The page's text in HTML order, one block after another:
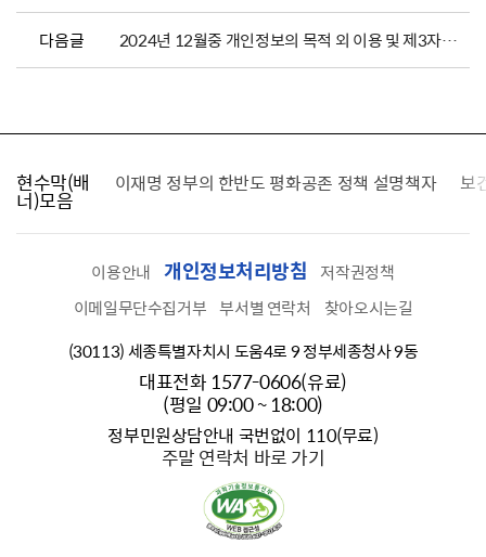
다음글 2024년 12월중 개인정보의 목적 외 이용 및 제3자 제공현황 알림(전남동부)
현수막(배
너)모음
찾습니다 이재명 정부의 한반도 평화공존 정책 설명책자 보
이용안내 개인정보처리방침
저작권정책
이메일무단수집거부 부서별 연락처
찾아오시는길
(30113) 세종특별자치시 도움4로 9 정부세종청사 9동
대표전화 1577-0606(유료)
(평일 09:00 ~ 18:00)
정부민원상담안내 국번없이 110(무료)
주말 연락처 바로 가기